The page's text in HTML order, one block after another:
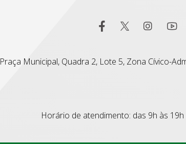
Praça Municipal, Quadra 2, Lote 5, Zona Cívico-
Horário de atendimento: das 9h às